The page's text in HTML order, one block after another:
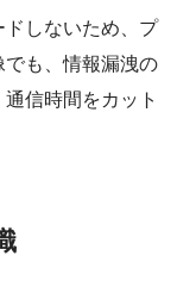
しないため、プ
も、情報漏洩の
信時間をカット